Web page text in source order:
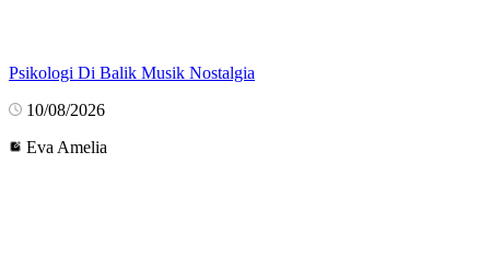
Psikologi Di Balik Musik Nostalgia
10/08/2026
Eva Amelia